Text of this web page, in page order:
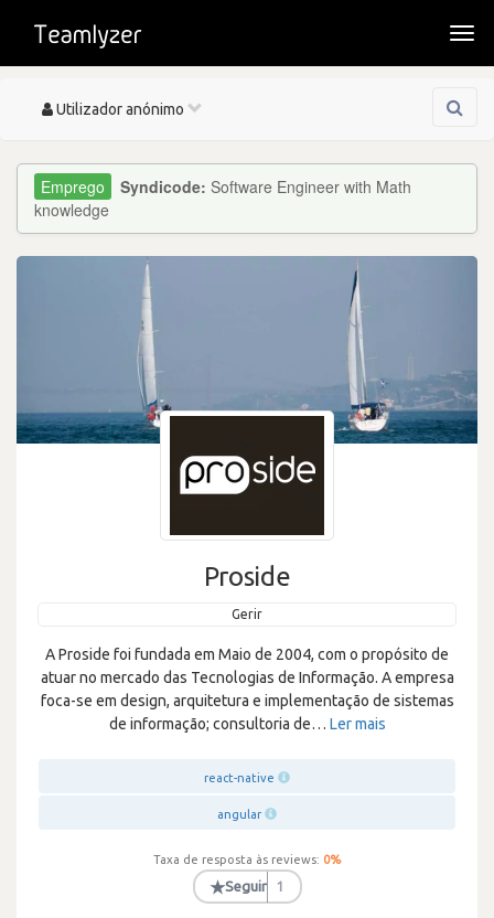
Toggle
Utilizador anónimo
Syndicode: Software Engineer with Math
knowledge
Proside
Gerir
A Proside foi fundada em Maio de 2004, com o propósito de
atuar no mercado das Tecnologias de Informação. A empresa
foca-se em design, arquitetura e implementação de sistemas
de informação; consultoria de… Ler mais
react-native
angular
Taxa de resposta às reviews: 0%
★Seguir 1